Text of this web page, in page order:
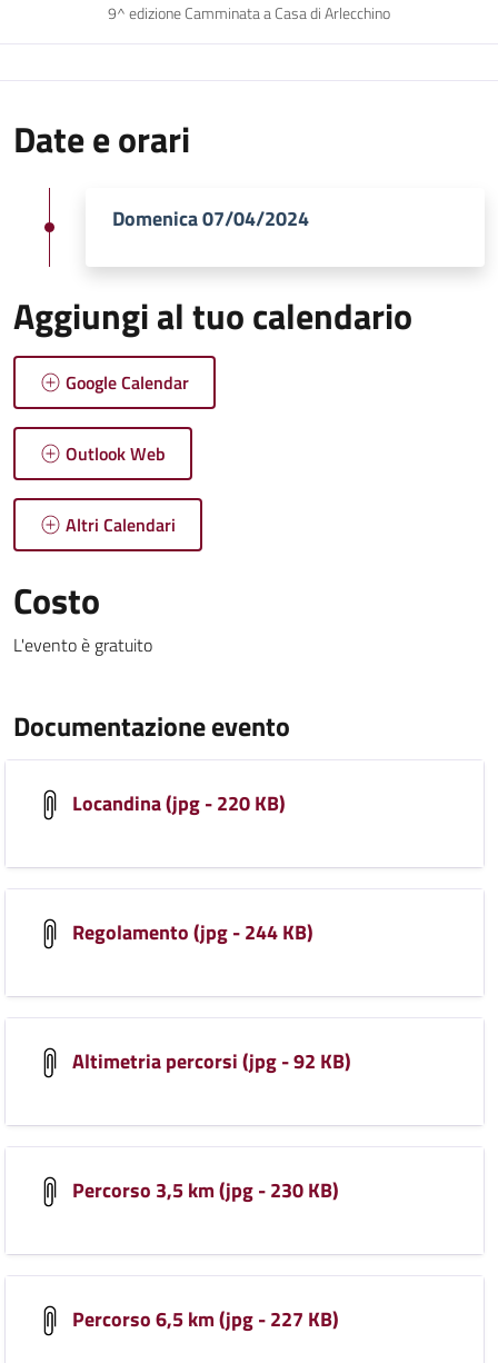
9^ edizione Camminata a Casa di Arlecchino
Date e orari
Domenica 07/04/2024
Aggiungi al tuo calendario
Google Calendar
Outlook Web
Altri Calendari
Costo
L'evento è gratuito
Documentazione evento
Locandina (jpg - 220 KB)
Regolamento (jpg - 244 KB)
Altimetria percorsi (jpg - 92 KB)
Percorso 3,5 km (jpg - 230 KB)
Percorso 6,5 km (jpg - 227 KB)